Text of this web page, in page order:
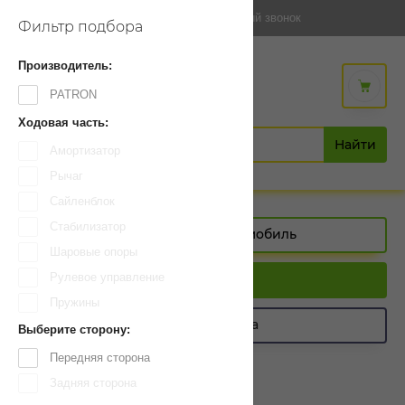
Фильтр подбора
Производитель:
PATRON
Ходовая часть:
Амортизатор
Рычаг
Сайленблок
Стабилизатор
Шаровые опоры
Рулевое управление
Пружины
Выберите сторону:
Передняя сторона
Задняя сторона
обратный звонок
KOLODKI-SHOP.KZ
Магазин автозапчастей
Найти
Выберите свой автомобиль
Фильтр подбора